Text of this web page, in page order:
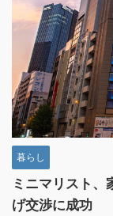
暮らし
ミニマリスト、
げ交渉に成功